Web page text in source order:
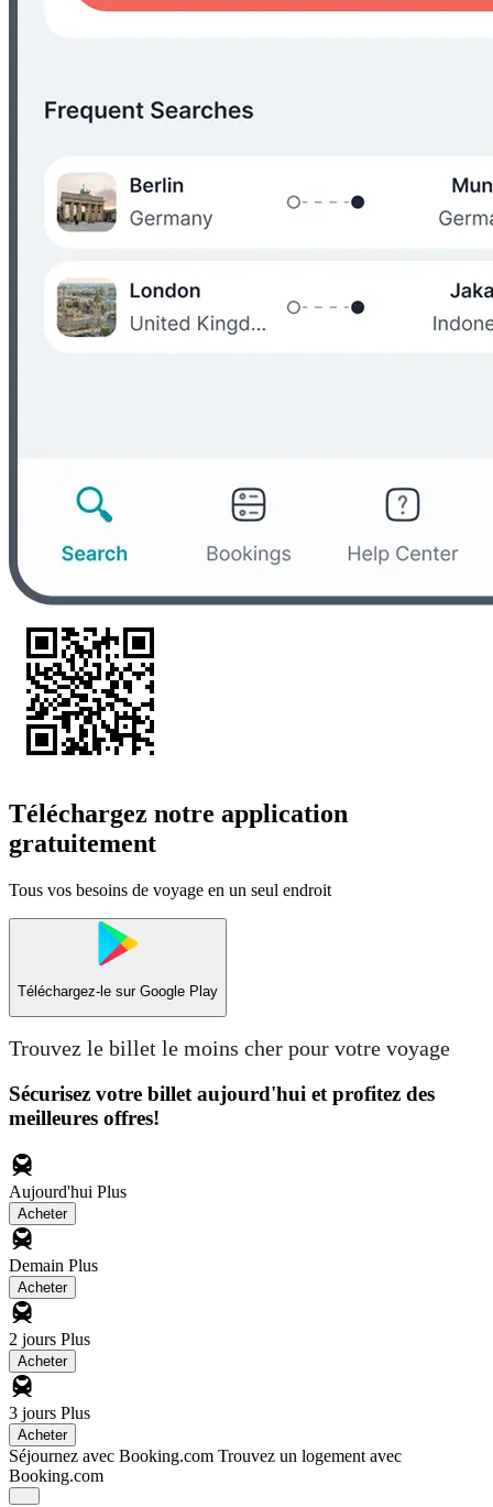
Téléchargez notre application
gratuitement
Tous vos besoins de voyage en un seul endroit
Téléchargez-le sur Google Play
Trouvez le billet le moins cher pour votre voyage
Sécurisez votre billet aujourd'hui et profitez des
meilleures offres!
Aujourd'hui Plus
Acheter
Demain Plus
Acheter
2 jours Plus
Acheter
3 jours Plus
Acheter
Séjournez avec Booking.com Trouvez un logement avec
Booking.com